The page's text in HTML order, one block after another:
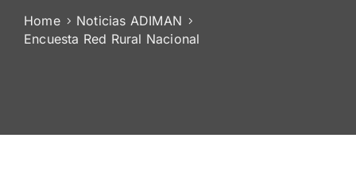
Contratante
De
Home
Noticias ADIMAN
Encuesta Red Rural Nacional